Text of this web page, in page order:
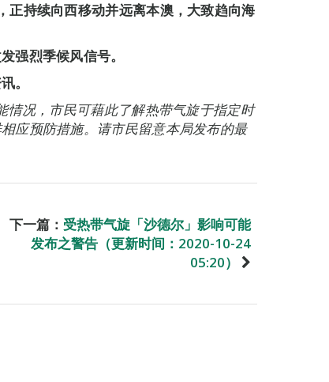
正持续向西移动并远离本澳，大致趋向海
强烈季候风信号。
。
情况，市民可藉此了解热带气旋于指定时
应预防措施。请市民留意本局发布的最
下一篇： 受热带气旋「沙德尔」影响可能
发布之警告（更新时间：2020-10-24
05:20）